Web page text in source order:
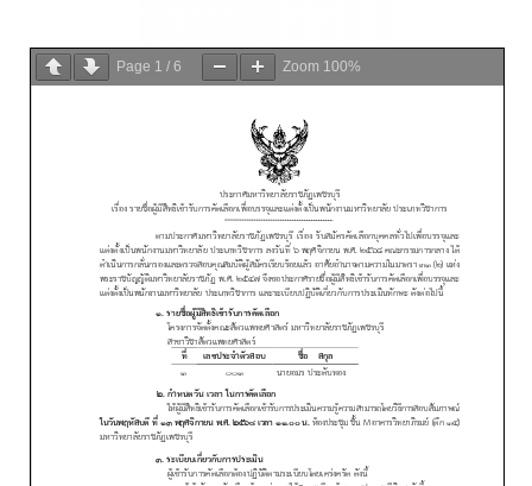
Page 1 / 6 Zoom 100%